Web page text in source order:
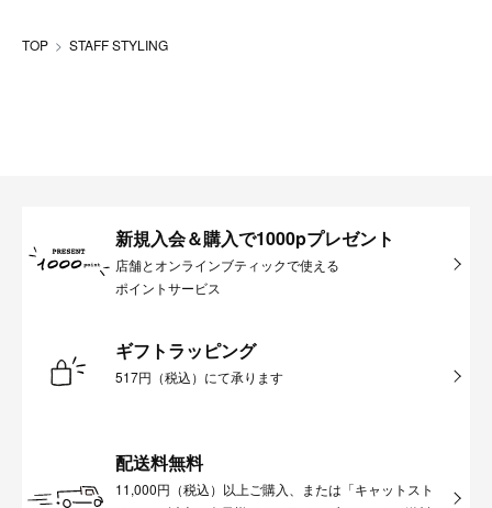
TOP STAFF STYLING
新規入会＆購入で1000pプレゼント
店舗とオンラインブティックで使える
ポイントサービス
ギフトラッピング
517円（税込）にて承ります
配送料無料
11,000円（税込）以上ご購入、または「キャットスト